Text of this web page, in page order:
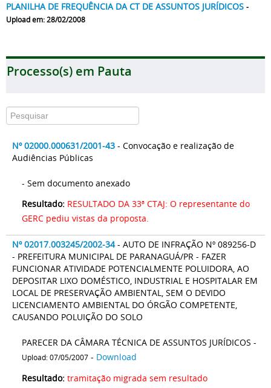
PLANILHA DE FREQUÊNCIA DA CT DE ASSUNTOS JURÍDICOS -
Upload em: 28/02/2008
Processo(s) em Pauta
Nº 02000.000631/2001-43 - Convocação e realização de
Audiências Públicas
- Sem documento anexado
Resultado: RESULTADO DA 33ª CTAJ: O representante do
GERC pediu vistas da proposta.
Nº 02017.003245/2002-34 - AUTO DE INFRAÇÃO Nº 089256-D
- PREFEITURA MUNICIPAL DE PARANAGUÁ/PR - FAZER
FUNCIONAR ATIVIDADE POTENCIALMENTE POLUIDORA, AO
DEPOSITAR LIXO DOMÉSTICO, INDUSTRIAL E HOSPITALAR EM
LOCAL DE PRESERVAÇÃO AMBIENTAL, SEM O DEVIDO
LICENCIAMENTO AMBIENTAL DO ÓRGÃO COMPETENTE,
CAUSANDO POLUIÇÃO DO SOLO
PARECER DA CÂMARA TÉCNICA DE ASSUNTOS JURÍDICOS -
Upload: 07/05/2007 - Download
Resultado: tramitação migrada sem resultado